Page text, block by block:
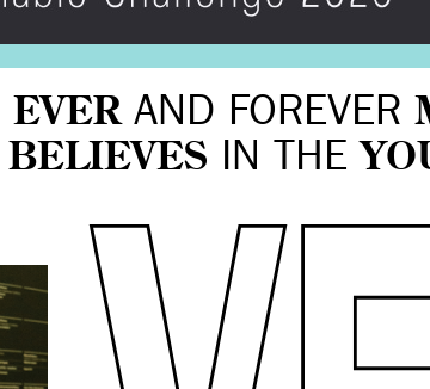
EVERAND FOREVER
BELIEVES IN THE